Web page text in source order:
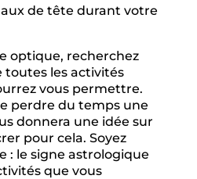
de tête durant votre
optique, recherchez
les activités
vous permettre.
perdre du temps une
donnera une idée sur
pour cela. Soyez
: le signe astrologique
que vous